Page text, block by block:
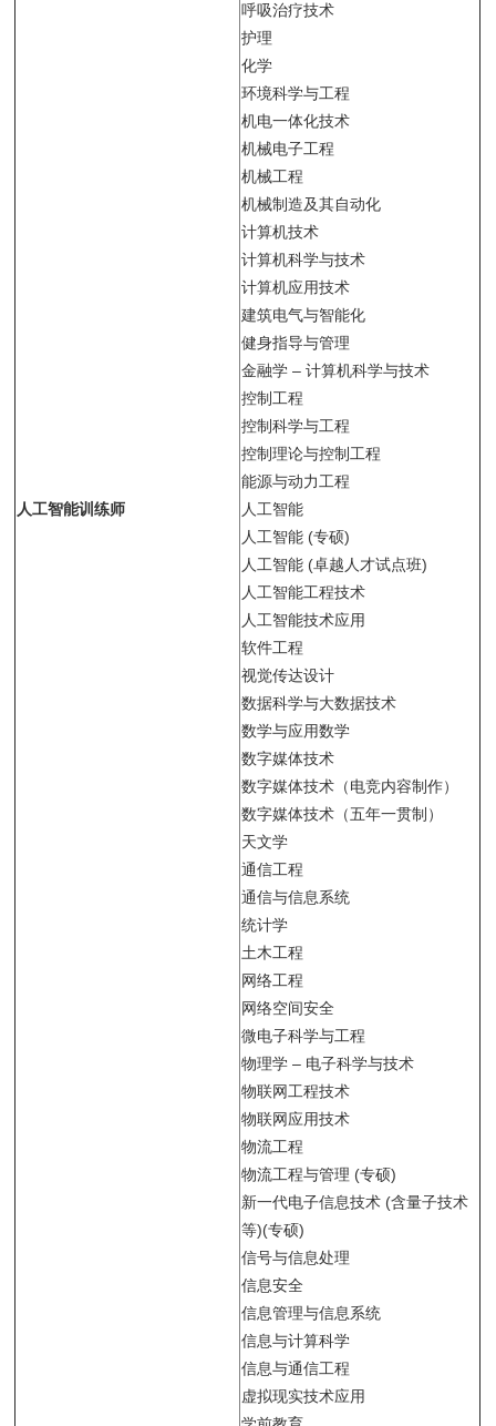
人工智能训练师
呼吸治疗技术
护理
化学
环境科学与工程
机电一体化技术
机械电子工程
机械工程
机械制造及其自动化
计算机技术
计算机科学与技术
计算机应用技术
建筑电气与智能化
健身指导与管理
金融学 – 计算机科学与技术
控制工程
控制科学与工程
控制理论与控制工程
能源与动力工程
人工智能
人工智能 (专硕)
人工智能 (卓越人才试点班)
人工智能工程技术
人工智能技术应用
软件工程
视觉传达设计
数据科学与大数据技术
数学与应用数学
数字媒体技术
数字媒体技术（电竞内容制作）
数字媒体技术（五年一贯制）
天文学
通信工程
通信与信息系统
统计学
土木工程
网络工程
网络空间安全
微电子科学与工程
物理学 – 电子科学与技术
物联网工程技术
物联网应用技术
物流工程
物流工程与管理 (专硕)
新一代电子信息技术 (含量子技术
等)(专硕)
信号与信息处理
信息安全
信息管理与信息系统
信息与计算科学
信息与通信工程
虚拟现实技术应用